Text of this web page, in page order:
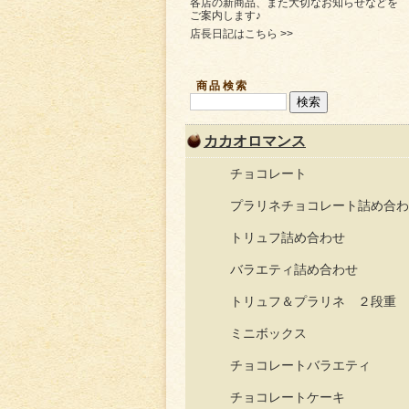
各店の新商品、また大切なお知らせなどを
ご案内します♪
店長日記はこちら >>
商品検索
カカオロマンス
チョコレート
プラリネチョコレート詰め合
トリュフ詰め合わせ
バラエティ詰め合わせ
トリュフ＆プラリネ ２段重
ミニボックス
チョコレートバラエティ
チョコレートケーキ